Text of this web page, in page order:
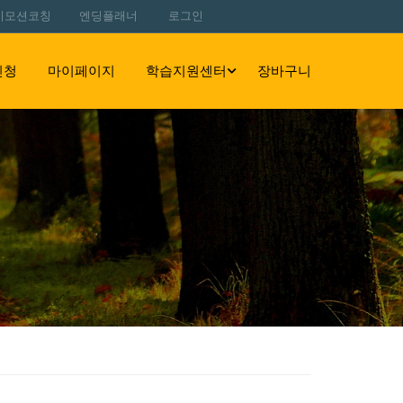
모션코칭 엔딩플래너 로그인
마이페이지 학습지원센터 장바구니